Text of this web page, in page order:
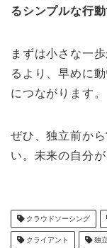
るシンプルな行動
まずは小さな一
るより、早めに
につながります。
ぜひ、独立前か
い。未来の自分
クラウドソーシング
クライアント 独立